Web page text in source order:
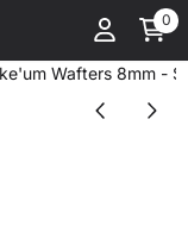
0
Wafters 8mm -